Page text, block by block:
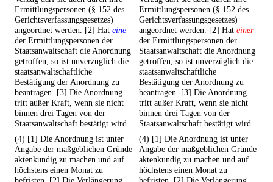
Ermittlungspersonen (§ 152 des
Gerichtsverfassungsgesetzes)
angeordnet werden. [2] Hat eine
der Ermittlungspersonen der
Staatsanwaltschaft die Anordnung
getroffen, so ist unverzüglich die
staatsanwaltschaftliche
Bestätigung der Anordnung zu
beantragen. [3] Die Anordnung
tritt außer Kraft, wenn sie nicht
binnen drei Tagen von der
Staatsanwaltschaft bestätigt wird.
Ermittlungspersonen (§ 152 des
Gerichtsverfassungsgesetzes)
angeordnet werden. [2] Hat einer
der Ermittlungspersonen der
Staatsanwaltschaft die Anordnung
getroffen, so ist unverzüglich die
staatsanwaltschaftliche
Bestätigung der Anordnung zu
beantragen. [3] Die Anordnung
tritt außer Kraft, wenn sie nicht
binnen drei Tagen von der
Staatsanwaltschaft bestätigt wird.
(4) [1] Die Anordnung ist unter
Angabe der maßgeblichen Gründe
aktenkundig zu machen und auf
höchstens einen Monat zu
(4) [1] Die Anordnung ist unter
Angabe der maßgeblichen Gründe
aktenkundig zu machen und auf
höchstens einen Monat zu